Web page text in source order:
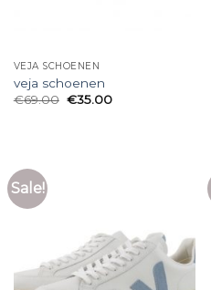
VEJA SCHOENEN
veja schoenen
€69.00 €35.00
Sale!